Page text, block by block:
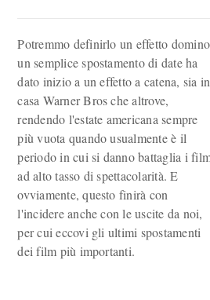
Potremmo definirlo un effetto
un semplice spostamento di date ha
dato inizio a un effetto a catena, sia in
casa Warner Bros che altrove,
rendendo l'estate americana sempre
più vuota quando usualmente è il
periodo in cui si danno battaglia i
ad alto tasso di spettacolarità. E
ovviamente, questo finirà con
l'incidere anche con le uscite da noi,
per cui eccovi gli ultimi spostamenti
dei film più importanti.